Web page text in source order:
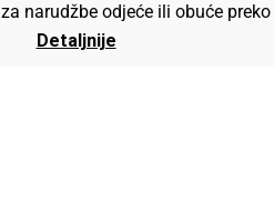
za narudžbe odjeće ili obuće
Detaljnije